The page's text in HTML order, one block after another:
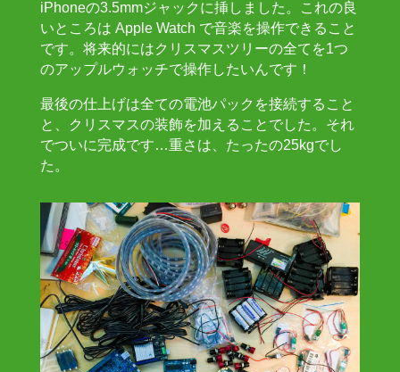
iPhoneの3.5mmジャックに挿しました。これの良
いところは Apple Watch で音楽を操作できること
です。将来的にはクリスマスツリーの全てを1つ
のアップルウォッチで操作したいんです！
最後の仕上げは全ての電池パックを接続すること
と、クリスマスの装飾を加えることでした。それ
でついに完成です…重さは、たったの25kgでし
た。